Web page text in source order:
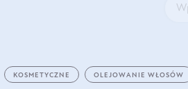
KOSMETYCZNE OLEJOWANIE WŁOSÓW